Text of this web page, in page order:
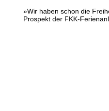
»Wir haben schon die
Prospekt der FKK-